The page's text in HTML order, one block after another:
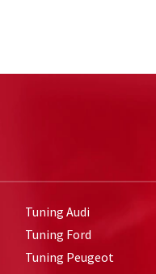
Tuning Audi
Tuning Ford
Tuning Peugeot